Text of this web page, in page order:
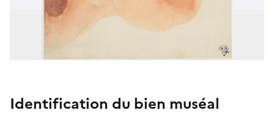
Identification du bien muséal